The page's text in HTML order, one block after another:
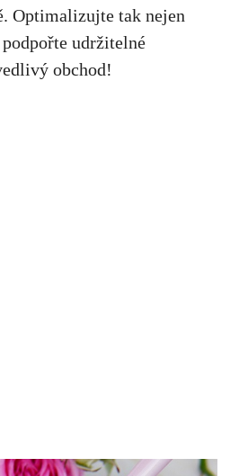
Optimalizujte tak nejen
udržitelné
obchod!